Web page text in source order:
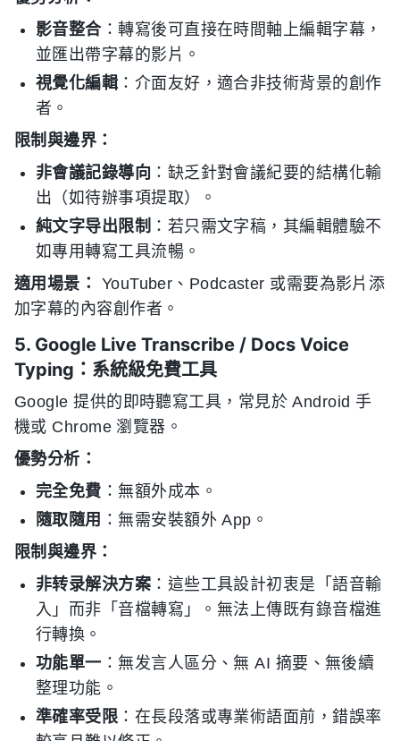
影音整合：轉寫後可直接在時間軸上編輯字幕，
並匯出帶字幕的影片。
視覺化編輯 ：介面友好，適合非技術背景的創作
者。
限制與邊界：
非會議記錄導向 ：缺乏針對會議紀要的結構化輸
出（如待辦事項提取）。
純文字导出限制 ：若只需文字稿，其編輯體驗不
如專用轉寫工具流暢。
適用場景：
YouTuber、Podcaster 或需要為影片添
加字幕的內容創作者。
5. Google Live Transcribe / Docs Voice
Typing：系統級免費工具
Google 提供的即時聽寫工具，常見於 Android 手
機或 Chrome 瀏覽器。
優勢分析：
完全免費 ：無額外成本。
隨取隨用 ：無需安裝額外 App。
限制與邊界：
非转录解決方案 ：這些工具設計初衷是「語音輸
入」而非「音檔轉寫」。無法上傳既有錄音檔進
行轉換。
功能單一 ：無发言人區分、無 AI 摘要、無後續
整理功能。
準確率受限 ：在長段落或專業術語面前，錯誤率